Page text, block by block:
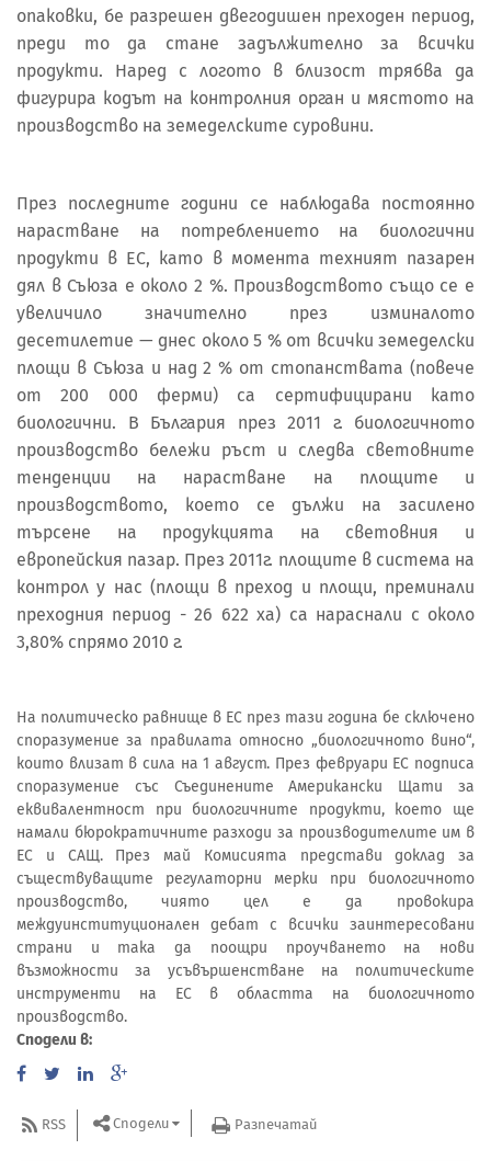
опаковки, бе разрешен двегодишен преходен период,
преди то да стане задължително за всички
продукти. Наред с логото в близост трябва да
фигурира кодът на контролния орган и мястото на
производство на земеделските суровини.
През последните години се наблюдава постоянно
нарастване на потреблението на биологични
продукти в ЕС, като в момента техният пазарен
дял в Съюза е около 2 %. Производството също се е
увеличило значително през изминалото
десетилетие — днес около 5 % от всички земеделски
площи в Съюза и над 2 % от стопанствата (повече
от 200 000 ферми) са сертифицирани като
биологични. В България през 2011 г. биологичното
производство бележи ръст и следва световните
тенденции на нарастване на площите и
производството, което се дължи на засилено
търсене на продукцията на световния и
европейския пазар. През 2011г. площите в система на
контрол у нас (площи в преход и площи, преминали
преходния период - 26 622 ха) са нараснали с около
3,80% спрямо 2010 г.
На политическо равнище в ЕС през тази година бе сключено
споразумение за правилата относно „биологичното вино“,
които влизат в сила на 1 август. През февруари ЕС подписа
споразумение със Съединените Американски Щати за
еквивалентност при биологичните продукти, което ще
намали бюрократичните разходи за производителите им в
ЕС и САЩ. През май Комисията представи доклад за
съществуващите регулаторни мерки при биологичното
производство, чиято цел е да провокира
междуинституционален дебат с всички заинтересовани
страни и така да поощри проучването на нови
възможности за усъвършенстване на политическите
инструменти на ЕС в областта на биологичното
производство.
Сподели в:
RSS Сподели Разпечатай